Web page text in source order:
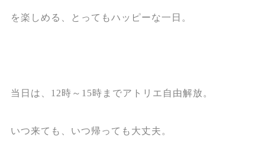
を楽しめる、とってもハッピーな一日。
当日は、12時～15時までアトリエ自由解放。
いつ来ても、いつ帰っても大丈夫。